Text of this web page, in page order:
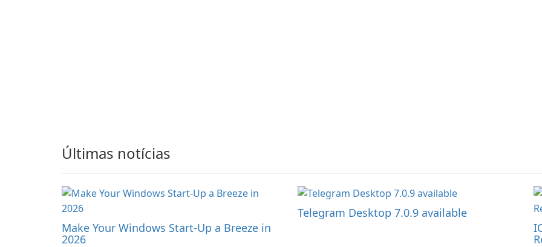
Últimas notícias
Make Your Windows Start-Up a Breeze in
2026
Telegram Desktop 7.0.9 available